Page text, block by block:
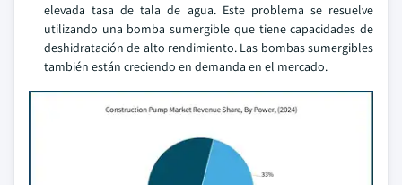
elevada tasa de tala de agua. Este problema se resuelve
utilizando una bomba sumergible que tiene capacidades de
deshidratación de alto rendimiento. Las bombas sumergibles
también están creciendo en demanda en el mercado.